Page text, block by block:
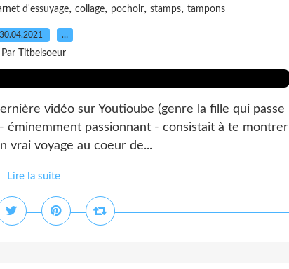
d'essuyage, collage, pochoir, stamps, tampons
30.04.2021 …
Par Titbelsoeur
vidéo sur Youtioube (genre la fille qui passe
éminemment passionnant - consistait à te montrer
vrai voyage au coeur de...
Lire la suite